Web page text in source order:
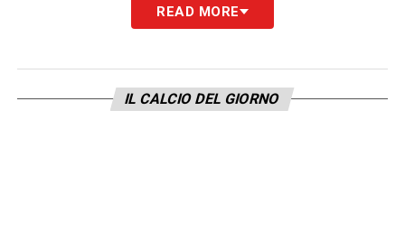
I PLAYOFF SALTERANNO?– «Fossero
fare. Ma a 14 è impossibile. Occhio anche a
sorprese come Cesena e Bari».
READ MORE
IL CALCIO DEL GIORNO